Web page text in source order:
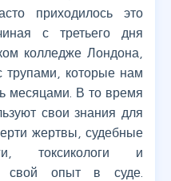
приходилось это
с третьего дня
колледже Лондона,
трупами, которые нам
месяцами. В то время
свои знания для
жертвы, судебные
токсикологи и
свой опыт в суде.